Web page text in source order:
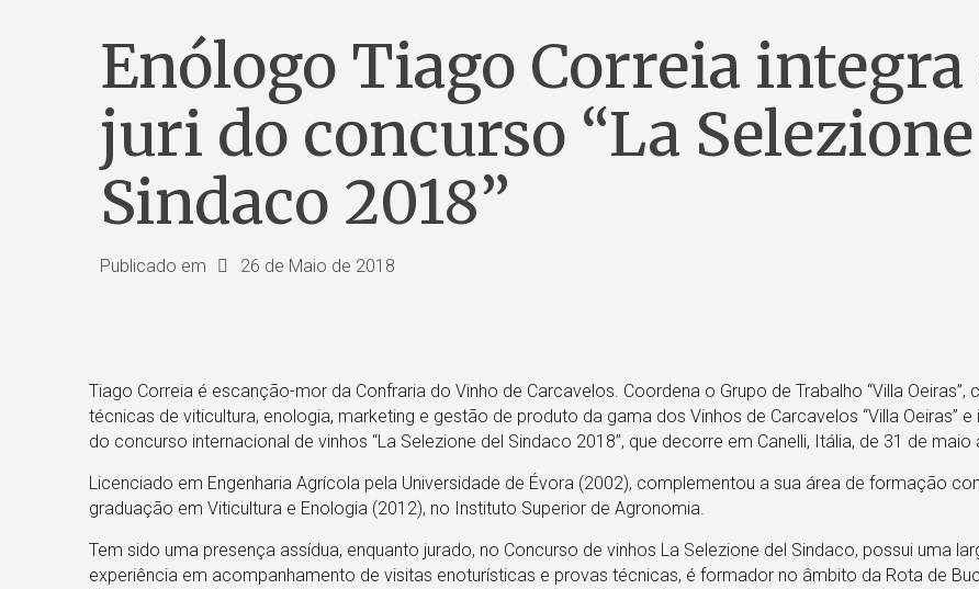
Enólogo Tiago Correia integra
juri do concurso “La
Sindaco 2018”
Publicado em 26 de Maio de 2018
Tiago Correia é escanção-mor da Confraria do Vinho de Carcavelos. Coordena o Grupo de Trabalho “Villa Oeiras”,
técnicas de viticultura, enologia, marketing e gestão de produto da gama dos Vinhos de Carcavelos “Villa Oeiras” e
do concurso internacional de vinhos “La Selezione del Sindaco 2018”, que decorre em Canelli, Itália, de 31 de maio
Licenciado em Engenharia Agrícola pela Universidade de Évora (2002), complementou a sua área de formação
graduação em Viticultura e Enologia (2012), no Instituto Superior de Agronomia.
Tem sido uma presença assídua, enquanto jurado, no Concurso de vinhos La Selezione del Sindaco, possui uma
experiência em acompanhamento de visitas enoturísticas e provas técnicas, é formador no âmbito da Rota de